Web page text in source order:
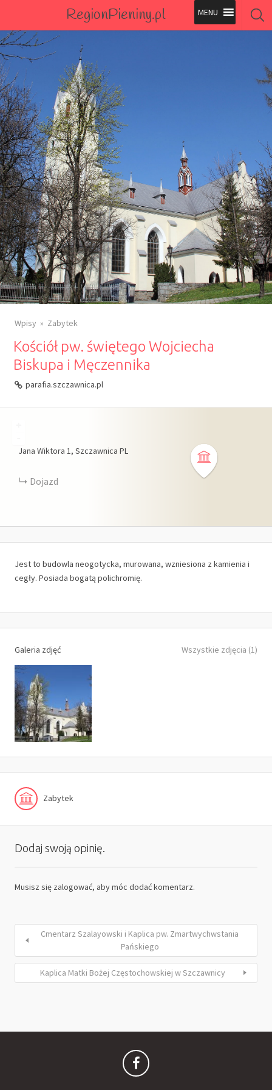
RegionPieniny.pl
Polecane Przez Nas
Wszystkie Obiekty
Wszystkie Obiekty
Wpisy Zabytek
Kościół pw. świętego Wojciecha
Biskupa i Męczennika
parafia.szczawnica.pl
Jana Wiktora 1 Szczawnica PL
Dojazd
Jest to budowla neogotycka, murowana, wzniesiona z kamienia i
cegły. Posiada bogatą polichromię.
Galeria zdjęć Wszystkie zdjęcia (1)
Zabytek
Dodaj swoją opinię.
Musisz się zalogować, aby móc dodać komentarz.
Cmentarz Szalayowski i Kaplica pw. Zmartwychwstania
Pańskiego
Kaplica Matki Bożej Częstochowskiej w Szczawnicy